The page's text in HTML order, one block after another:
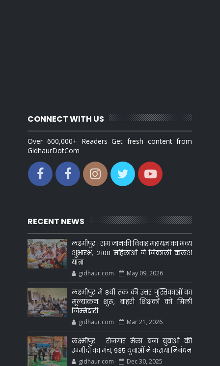
CONNECT WITH US
Over 600,000+ Readers Get fresh content from
GidhaurDotCom
RECENT NEWS
लक्ष्मीपुर : राम जानकी विवाह महायज्ञ का भव्य
शुभारंभ, 2100 महिलाओं ने निकाली कलश
यात्रा
gidhaur.com May 09, 2026
लक्ष्मीपुर में 8वीं तक की उत्तर पुस्तिकाओं का
मूल्यांकन शुरू, बाहरी शिक्षकों को मिली
जिम्मेदारी
gidhaur.com Mar 21, 2026
लक्ष्मीपुर : रोजगार मेला बना युवाओं की
उम्मीदों का मंच, 935 युवाओं ने कराया निबंधन
gidhaur.com Dec 30, 2025